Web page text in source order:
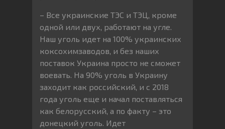
– Все украинские ТЭС и ТЭЦ, кроме
одной или двух, работают на угле.
Наш уголь идет на 100% украинских
коксохимзаводов, и без наших
поставок Украина просто не сможет
воевать. На 90% уголь в Украину
заходит как российский, и с 2018
года уголь еще и начал поставляться
как белорусский, а по факту – это
донецкий уголь. Идет